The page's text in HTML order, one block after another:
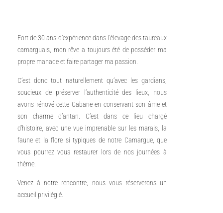
Fort de 30 ans d’expérience dans l’élevage des taureaux
camarguais, mon rêve a toujours été de posséder ma
propre manade et faire partager ma passion.
C’est donc tout naturellement qu’avec les gardians,
soucieux de préserver l’authenticité des lieux, nous
avons rénové cette Cabane en conservant son âme et
son charme d’antan. C’est dans ce lieu chargé
d’histoire, avec une vue imprenable sur les marais, la
faune et la flore si typiques de notre Camargue, que
vous pourrez vous restaurer lors de nos journées à
thème.
Venez à notre rencontre, nous vous réserverons un
accueil privilégié.